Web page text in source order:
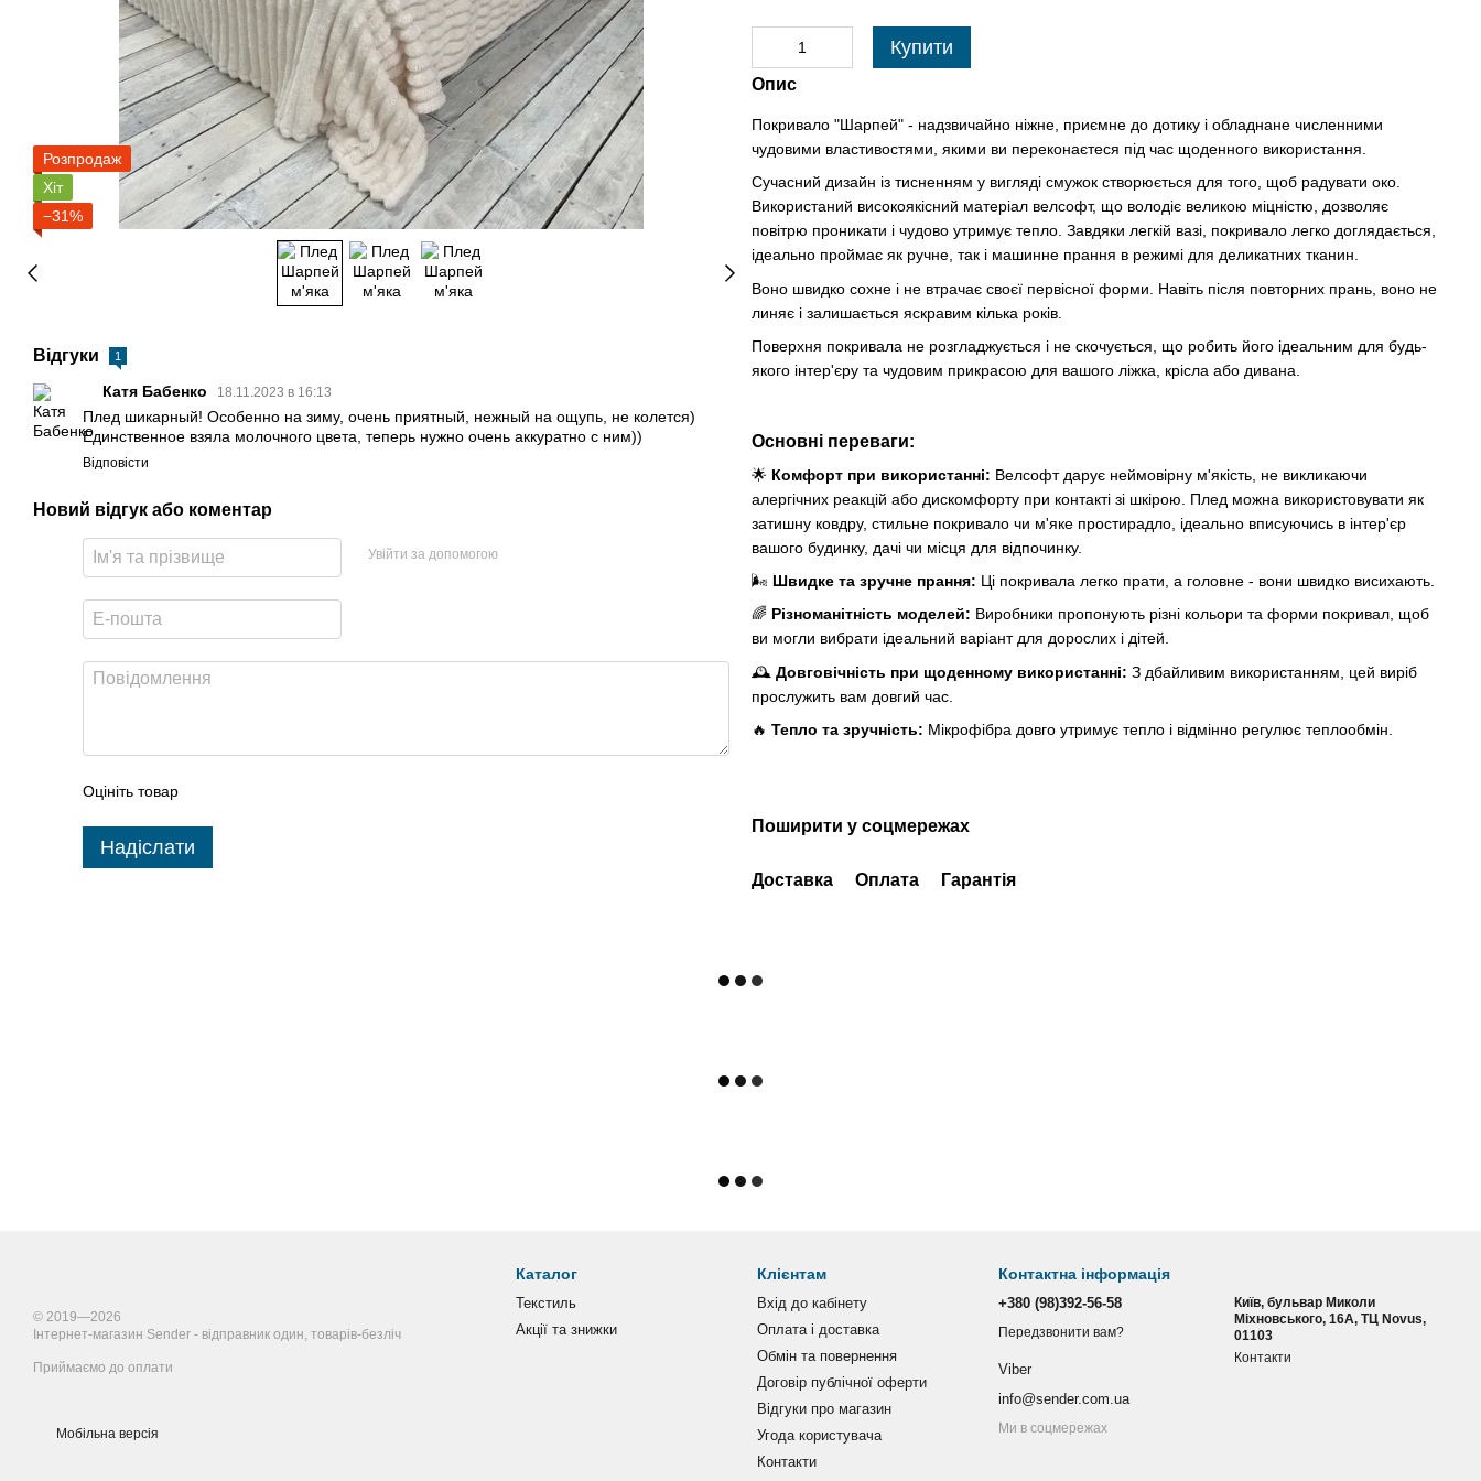
Розпродаж
Хіт
−31%
Відгуки 1
Катя Бабенко 18.11.2023 в 16:13
Плед шикарный! Особенно на зиму, очень приятный, нежный на ощупь, не колется)
Единственное взяла молочного цвета, теперь нужно очень аккуратно с ним))
Відповісти
Новий відгук або коментар
Увійти за допомогою
Оцініть товар
Надіслати
Купити
Опис
Покривало "Шарпей" - надзвичайно ніжне, приємне до дотику і обладнане численними
чудовими властивостями, якими ви переконаєтеся під час щоденного використання.
Сучасний дизайн із тисненням у вигляді смужок створюється для того, щоб радувати око.
Використаний високоякісний матеріал велсофт, що володіє великою міцністю, дозволяє
повітрю проникати і чудово утримує тепло. Завдяки легкій вазі, покривало легко доглядається,
ідеально проймає як ручне, так і машинне прання в режимі для деликатних тканин.
Воно швидко сохне і не втрачає своєї первісної форми. Навіть після повторних прань, воно не
линяє і залишається яскравим кілька років.
Поверхня покривала не розгладжується і не скочується, що робить його ідеальним для будь-
якого інтер'єру та чудовим прикрасою для вашого ліжка, крісла або дивана.
Основні переваги:
🌟 Комфорт при використанні: Велсофт дарує неймовірну м'якість, не викликаючи
алергічних реакцій або дискомфорту при контакті зі шкірою. Плед можна використовувати як
затишну ковдру, стильне покривало чи м'яке простирадло, ідеально вписуючись в інтер'єр
вашого будинку, дачі чи місця для відпочинку.
🌬️ Швидке та зручне прання: Ці покривала легко прати, а головне - вони швидко висихають.
🌈 Різноманітність моделей: Виробники пропонують різні кольори та форми покривал, щоб
ви могли вибрати ідеальний варіант для дорослих і дітей.
🕰️ Довговічність при щоденному використанні: З дбайливим використанням, цей виріб
прослужить вам довгий час.
🔥 Тепло та зручність: Мікрофібра довго утримує тепло і відмінно регулює теплообмін.
Поширити у соцмережах
Доставка Оплата Гарантія
© 2019—2026
Інтернет-магазин Sender - відправник один, товарів-безліч
Приймаємо до оплати
Мобільна версія
Каталог
Текстиль
Акції та знижки
Клієнтам
Вхід до кабінету
Оплата і доставка
Обмін та повернення
Договір публічної оферти
Відгуки про магазин
Угода користувача
Контакти
Контактна інформація
+380 (98)392-56-58
Передзвонити вам?
Viber
info@sender.com.ua
Київ, бульвар Миколи
Міхновського, 16А, ТЦ Novus,
01103
Контакти
Ми в соцмережах